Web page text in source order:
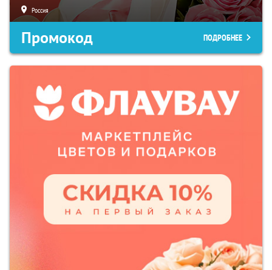
Россия
Промокод ПОДРОБНЕЕ